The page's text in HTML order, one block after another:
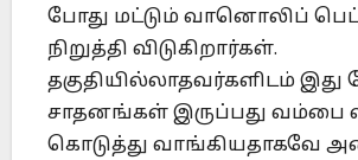
போது மட்டும் வானொலிப்
நிறுத்தி விடுகிறார்கள்.
தகுதியில்லாதவர்களிடம்
சாதனங்கள் இருப்பது வம்பை
கொடுத்து வாங்கியதாகவே